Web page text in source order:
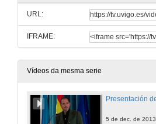
URL:
IFRAME:
Vídeos da mesma serie
5 de dec. de 2013